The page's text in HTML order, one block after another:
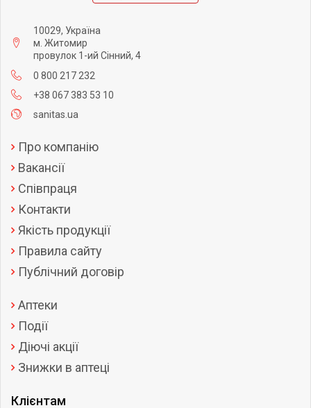
10029, Україна
м. Житомир
провулок 1-ий Сінний, 4
0 800 217 232
+38 067 383 53 10
sanitas.ua
Про компанію
Вакансії
Співпраця
Контакти
Якість продукції
Правила сайту
Публічний договір
Аптеки
Події
Діючі акції
Знижки в аптеці
Клієнтам